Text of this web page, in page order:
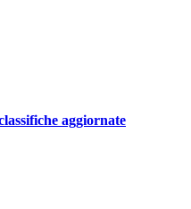
aggiornate